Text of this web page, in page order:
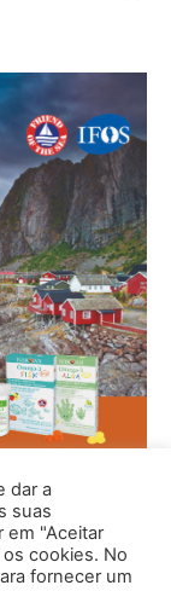
dar a
suas
em "Aceitar
cookies. No
fornecer um